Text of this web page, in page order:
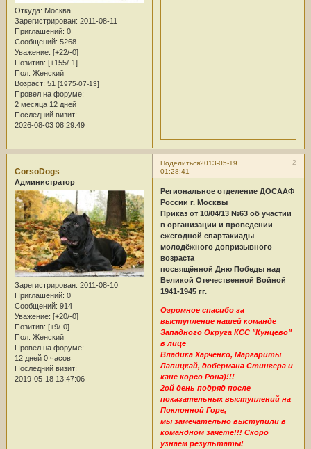
Откуда: Москва
Зарегистрирован: 2011-08-11
Приглашений: 0
Сообщений: 5268
Уважение: [+22/-0]
Позитив: [+155/-1]
Пол: Женский
Возраст: 51 [1975-07-13]
Провел на форуме:
2 месяца 12 дней
Последний визит:
2026-08-03 08:29:49
Поделиться 2
2013-05-19
01:28:41
CorsoDogs
Администратор
Зарегистрирован: 2011-08-10
Приглашений: 0
Сообщений: 914
Уважение: [+20/-0]
Позитив: [+9/-0]
Пол: Женский
Провел на форуме:
12 дней 0 часов
Последний визит:
2019-05-18 13:47:06
Региональное отделение ДОСААФ
России г. Москвы
Приказ от 10/04/13 №63 об участии
в организации и проведении
ежегодной спартакиады
молодёжного допризывного
возраста
посвящённой Дню Победы над
Великой Отечественной Войной
1941-1945 гг.
Огромное спасибо за
выступление нашей команде
Западного Округа КСС "Кунцево"
в лице
Владика Харченко, Маргариты
Лапицкай, добермана Стингера и
кане корсо Рона)!!!
2ой день подряд после
показательных выступлений на
Поклонной Горе,
мы замечательно выступили в
командном зачёте!!! Скоро
узнаем результаты!